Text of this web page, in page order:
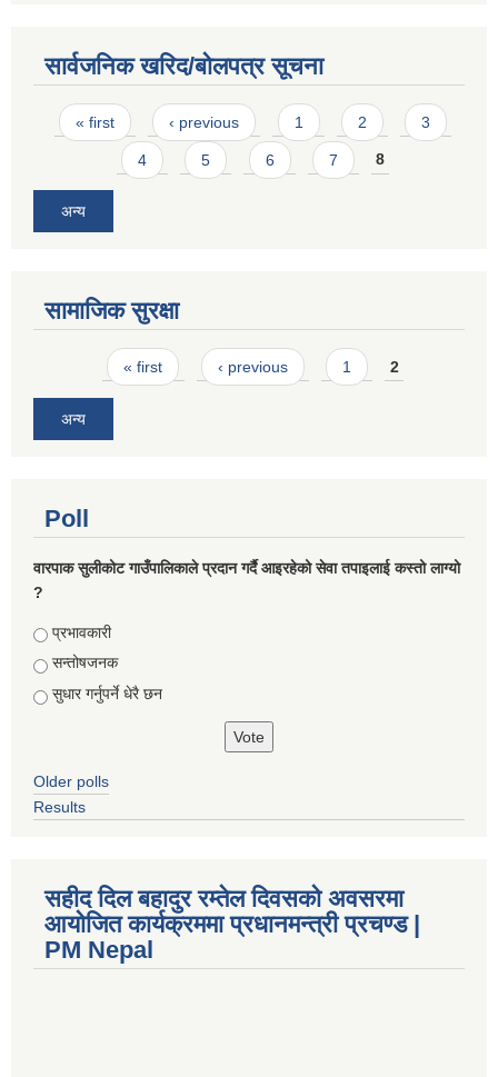
सार्वजनिक खरिद/बोलपत्र सूचना
Pages
« first ‹ previous 1 2 3
4 5 6 7 8
अन्य
सामाजिक सुरक्षा
Pages« first ‹ previous 1 2
अन्य
Poll
वारपाक सुलीकोट गाउँपालिकाले प्रदान गर्दै आइरहेको सेवा तपाइलाई कस्तो लाग्यो
?
Choices
प्रभावकारी
सन्तोषजनक
सुधार गर्नुपर्ने धेरै छन
Older polls
Results
सहीद दिल बहादुर रम्तेल दिवसको अवसरमा
आयोजित कार्यक्रममा प्रधानमन्त्री प्रचण्ड |
PM Nepal